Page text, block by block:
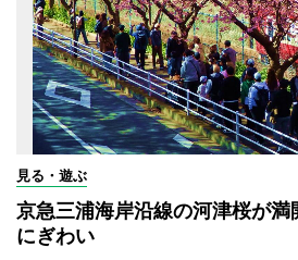
見る・遊ぶ
京急三浦海岸沿線の河津桜が
にぎわい